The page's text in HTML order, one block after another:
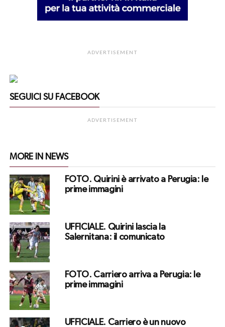
ADVERTISEMENT
SEGUICI SU FACEBOOK
ADVERTISEMENT
MORE IN NEWS
FOTO. Quirini è arrivato a Perugia: le
prime immagini
UFFICIALE. Quirini lascia la
Salernitana: il comunicato
FOTO. Carriero arriva a Perugia: le
prime immagini
UFFICIALE. Carriero è un nuovo